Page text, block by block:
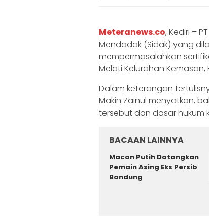
Meteranews.co, Kediri –
Mendadak (Sidak) yang
mempermasalahkan
Melati Kelurahan Kemasan,
Dalam keterangan
Makin Zainul menyatkan,
tersebut dan dasar hukum
BACAAN LAINNYA
Macan Putih Datangkan
Pemain Asing Eks Persib
Bandung